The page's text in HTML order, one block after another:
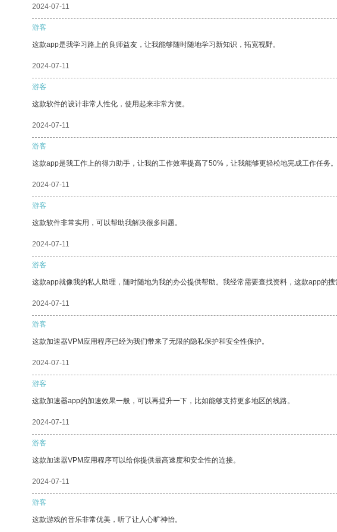
2024-07-11
游客
这款app是我学习路上的良师益友，让我能够随时随地学习新知识，拓宽视野。
2024-07-11
游客
这款软件的设计非常人性化，使用起来非常方便。
2024-07-11
游客
这款app是我工作上的得力助手，让我的工作效率提高了50%，让我能够更轻松地完成工作任务。
2024-07-11
游客
这款软件非常实用，可以帮助我解决很多问题。
2024-07-11
游客
这款app就像我的私人助理，随时随地为我的办公提供帮助。我经常需要查找资料，这款app的搜
2024-07-11
游客
这款加速器VPM应用程序已经为我们带来了无限的隐私保护和安全性保护。
2024-07-11
游客
这款加速器app的加速效果一般，可以再提升一下，比如能够支持更多地区的线路。
2024-07-11
游客
这款加速器VPM应用程序可以给你提供最高速度和安全性的连接。
2024-07-11
游客
这款游戏的音乐非常优美，听了让人心旷神怡。